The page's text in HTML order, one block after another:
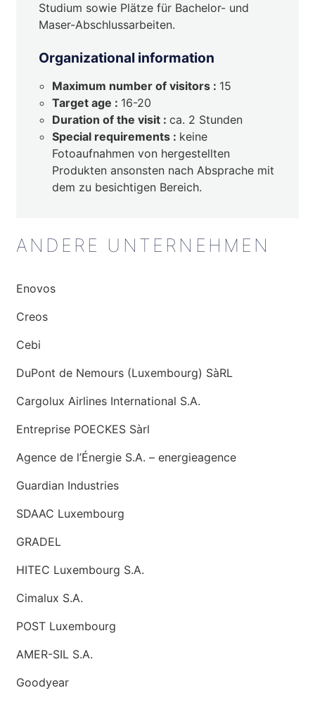
Studium sowie Plätze für Bachelor- und
Maser-Abschlussarbeiten.
Organizational information
Maximum number of visitors : 15
Target age : 16-20
Duration of the visit :ca. 2 Stunden
Special requirements : keine
Fotoaufnahmen von hergestellten
Produkten ansonsten nach Absprache mit
dem zu besichtigen Bereich.
ANDERE UNTERNEHMEN
Enovos
Creos
Cebi
DuPont de Nemours (Luxembourg) SàRL
Cargolux Airlines International S.A.
Entreprise POECKES Sàrl
Agence de l’Énergie S.A. – energieagence
Guardian Industries
SDAAC Luxembourg
GRADEL
HITEC Luxembourg S.A.
Cimalux S.A.
POST Luxembourg
AMER-SIL S.A.
Goodyear